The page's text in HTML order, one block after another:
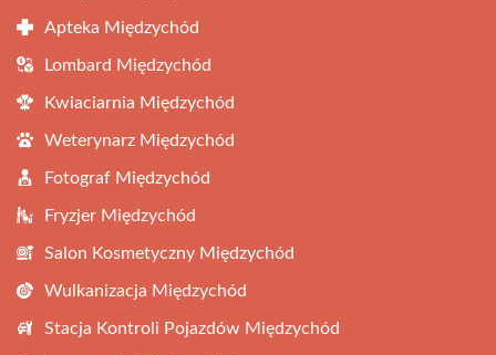
Apteka Międzychód
Lombard Międzychód
Kwiaciarnia Międzychód
Weterynarz Międzychód
Fotograf Międzychód
Fryzjer Międzychód
Salon Kosmetyczny Międzychód
Wulkanizacja Międzychód
Stacja Kontroli Pojazdów Międzychód